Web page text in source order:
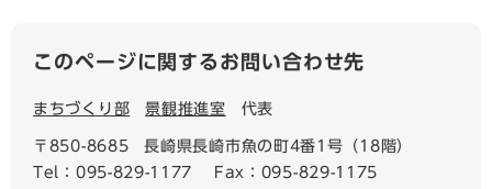
このページに関するお問い合わせ先
まちづくり部 景観推進室 代表
〒850-8685
長崎県長崎市魚の町4番1号（18階）
Tel：095-829-1177
Fax：095-829-1175